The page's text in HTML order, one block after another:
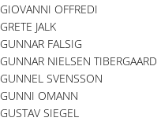
GIOVANNI OFFREDI
GRETE JALK
GUNNAR FALSIG
GUNNAR NIELSEN TIBERGAARD
GUNNEL SVENSSON
GUNNI OMANN
GUSTAV SIEGEL